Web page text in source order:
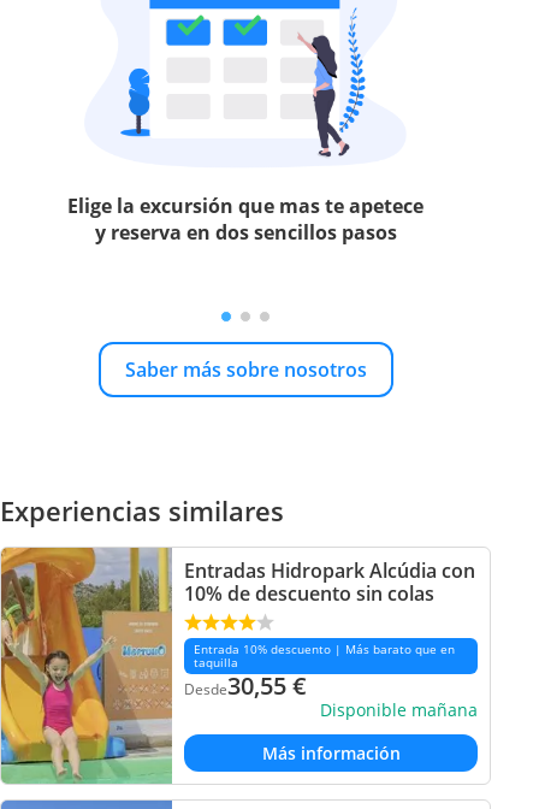
Elige la excursión que mas te apetece
y reserva en dos sencillos pasos
Saber más sobre nosotros
Experiencias similares
Entradas Hidropark Alcúdia con
10% de descuento sin colas
Entrada 10% descuento | Más barato que en
taquilla
Desde30,55€
Disponible mañana
Más información